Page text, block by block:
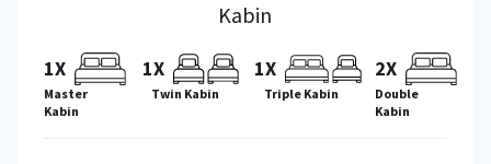
Kabin
1X
Master
Kabin
1X
Twin Kabin
1X
Triple Kabin
2X
Double
Kabin